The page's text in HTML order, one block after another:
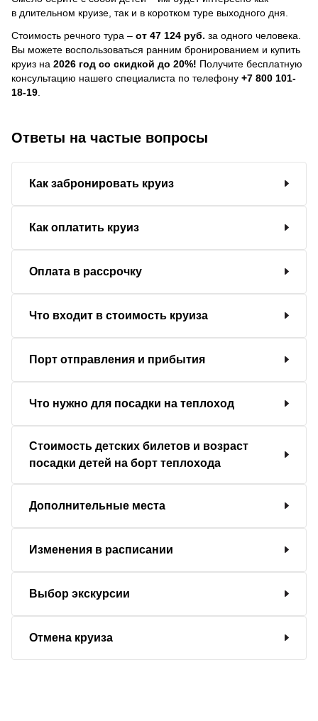
в длительном круизе, так и в коротком туре выходного дня.
Стоимость речного тура – от 47 124 руб. за одного человека.
Вы можете воспользоваться ранним бронированием и купить
круиз на 2026 год со скидкой до 20%! Получите бесплатную
консультацию нашего специалиста по телефону +7 800 101-
18-19
Ответы на частые вопросы
Как забронировать круиз
Как оплатить круиз
Оплата в рассрочку
Что входит в стоимость круиза
Порт отправления и прибытия
Что нужно для посадки на теплоход
Стоимость детских билетов и возраст
посадки детей на борт теплохода
Дополнительные места
Изменения в расписании
Выбор экскурсии
Отмена круиза